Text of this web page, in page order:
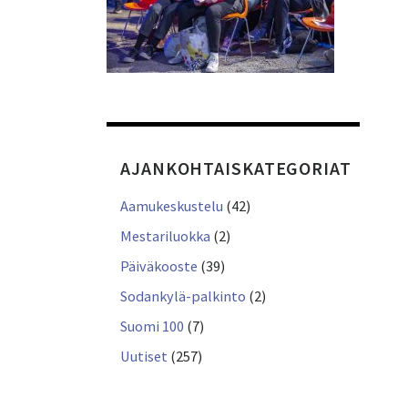
AJANKOHTAISKATEGORIAT
Aamukeskustelu (42)
Mestariluokka (2)
Päiväkooste (39)
Sodankylä-palkinto (2)
Suomi 100 (7)
Uutiset (257)